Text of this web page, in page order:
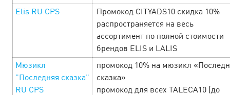
Elis RU CPS
Промокод CITYADS10 скидка 10%
распространяется на весь
ассортимент по полной стоимости
брендов ELIS и LALIS
Мюзикл
"Последняя сказка"
RU CPS
промокод 10% на мюзикл
сказка»
промокод для всех TALECA10 (до